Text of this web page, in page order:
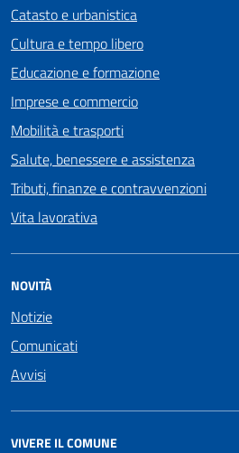
Catasto e urbanistica
Cultura e tempo libero
Educazione e formazione
Imprese e commercio
Mobilità e trasporti
Salute, benessere e assistenza
Tributi, finanze e contravvenzioni
Vita lavorativa
NOVITÀ
Notizie
Comunicati
Avvisi
VIVERE IL COMUNE